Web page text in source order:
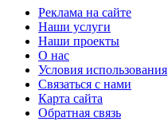
Реклама на сайте
Наши услуги
Наши проекты
О нас
Условия использования
Связаться с нами
Карта сайта
Обратная связь